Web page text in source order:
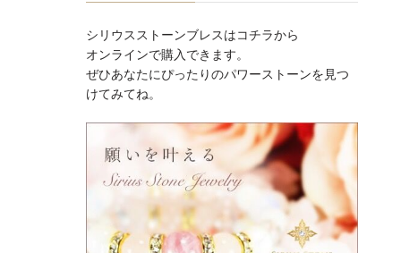
シリウスストーンブレスはコチラから
オンラインで購入できます。
ぜひあなたにぴったりのパワーストーンを見つ
けてみてね。